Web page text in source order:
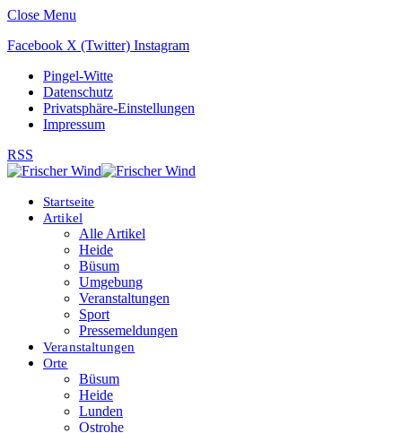
Close Menu
Facebook X (Twitter) Instagram
Pingel-Witte
Datenschutz
Privatsphäre-Einstellungen
Impressum
RSS
Startseite
Artikel
Alle Artikel
Heide
Büsum
Umgebung
Veranstaltungen
Sport
Pressemeldungen
Veranstaltungen
Orte
Büsum
Heide
Lunden
Ostrohe